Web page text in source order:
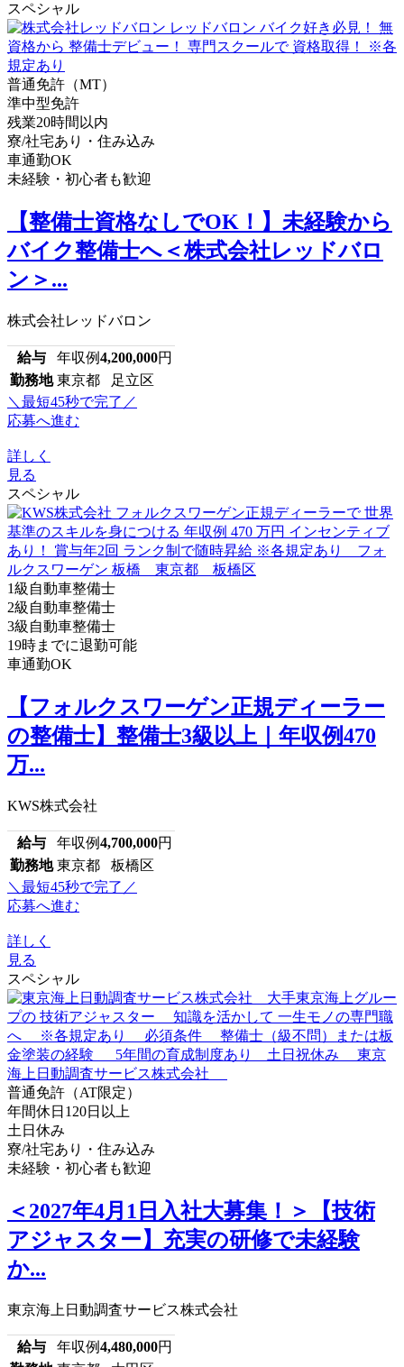
スペシャル
普通免許（MT）
準中型免許
残業20時間以内
寮/社宅あり・住み込み
車通勤OK
未経験・初心者も歓迎
【整備士資格なしでOK！】未経験から
バイク整備士へ＜株式会社レッドバロ
ン＞...
株式会社レッドバロン
給与 年収例4,200,000円
勤務地 東京都 足立区
＼最短45秒で完了／
応募へ進む
詳しく
見る
スペシャル
1級自動車整備士
2級自動車整備士
3級自動車整備士
19時までに退勤可能
車通勤OK
【フォルクスワーゲン正規ディーラー
の整備士】整備士3級以上｜年収例470
万...
KWS株式会社
給与 年収例4,700,000円
勤務地 東京都 板橋区
＼最短45秒で完了／
応募へ進む
詳しく
見る
スペシャル
普通免許（AT限定）
年間休日120日以上
土日休み
寮/社宅あり・住み込み
未経験・初心者も歓迎
＜2027年4月1日入社大募集！＞【技術
アジャスター】充実の研修で未経験
か...
東京海上日動調査サービス株式会社
給与 年収例4,480,000円